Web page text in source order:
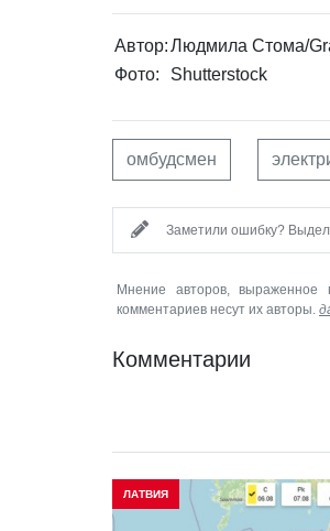
Автор:Людмила Стома/
Фото:
Shutterstock
омбудсмен
Заметили ошибку?
Мнение авторов, выраженное
комментариев несут их авторы.
Комментарии
ЛАТВИЯ